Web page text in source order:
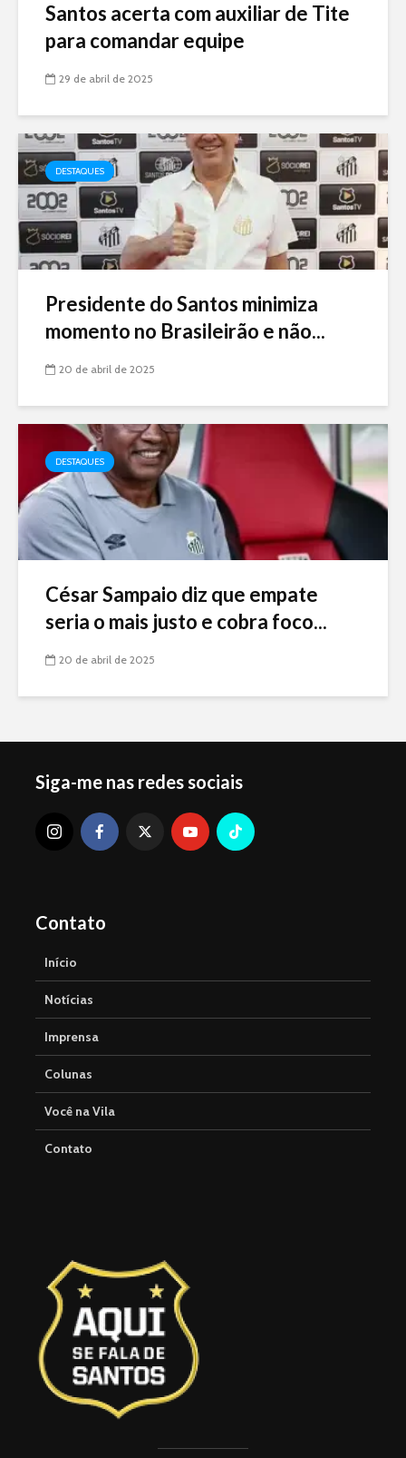
Santos acerta com auxiliar de Tite
para comandar equipe
29 de abril de 2025
DESTAQUES
Presidente do Santos minimiza
momento no Brasileirão e não...
20 de abril de 2025
DESTAQUES
César Sampaio diz que empate
seria o mais justo e cobra foco...
20 de abril de 2025
Siga-me nas redes sociais
Contato
Início
Notícias
Imprensa
Colunas
Você na Vila
Contato